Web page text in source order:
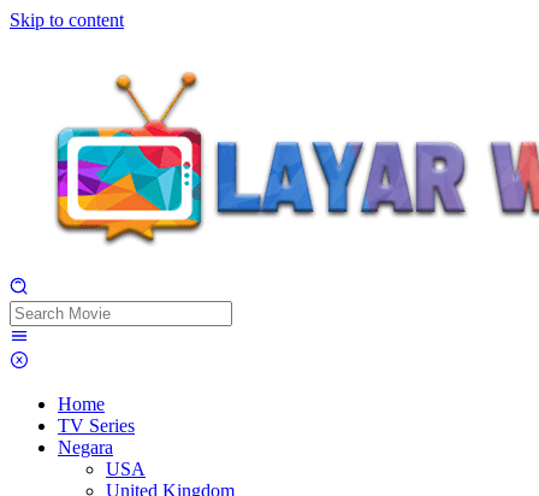
Skip to content
Home
TV Series
Negara
USA
United Kingdom